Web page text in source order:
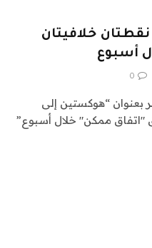
خلافيتان
أسبوع
0
في اشراق العالم 24 خبر بعنوان “هوكستين إلى
"اتفاق ممكن" خلال أسبوع”